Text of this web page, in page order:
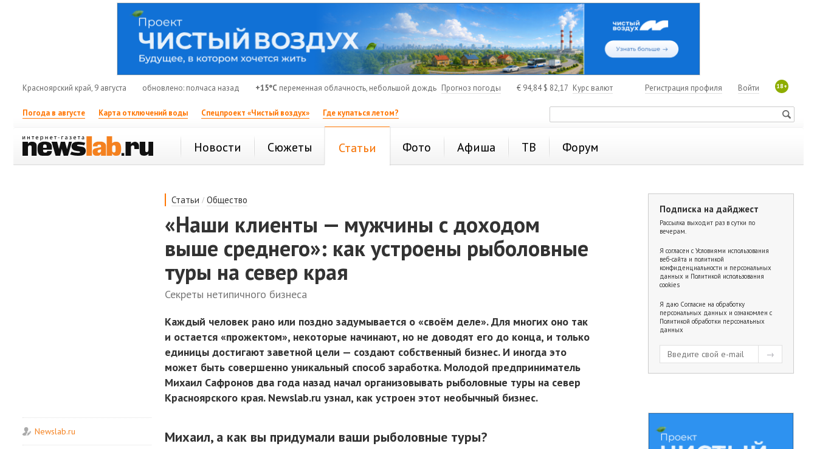
Красноярский край, 9 августа обновлено: полчаса назад +15°C переменная облачность, небольшой дождь Прогноз погоды € 94,84$ 82,17 Курс валют 18+
Войти
Регистрация профиля
Погода в августе Карта отключений воды Спецпроект «Чистый воздух» Где купаться летом?
Новости Сюжеты Статьи Фото Афиша ТВ Форум
Статьи /Общество
«Наши клиенты — мужчины с доходом
выше среднего»: как устроены рыболовные
туры на север края
Секреты нетипичного бизнеса
Каждый человек рано или поздно задумывается о «своём деле». Для многих оно так
и остается «прожектом», некоторые начинают, но не доводят его до конца, и только
единицы достигают заветной цели — создают собственный бизнес. И иногда это
может быть совершенно уникальный способ заработка. Молодой предприниматель
Михаил Сафронов два года назад начал организовывать рыболовные туры на север
Красноярского края. Newslab.ru узнал, как устроен этот необычный бизнес.
Newslab.ru Михаил, а как вы придумали ваши рыболовные туры?
Подписка на дайджест
Рассылка выходит раз в сутки по
вечерам.
Я согласен с Условиями использования
веб-сайта и политикой
конфиденциальности и персональных
данных и Политикой использования
cookies
Я даю Согласие на обработку
персональных данных и ознакомлен с
Политикой обработки персональных
данных